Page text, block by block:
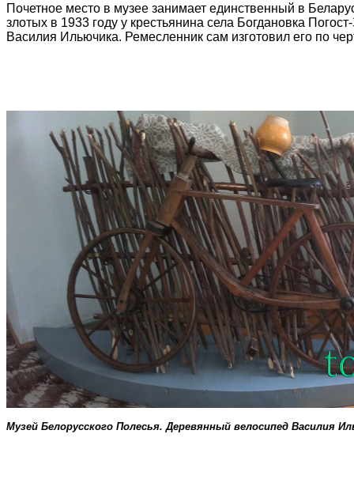
Почетное место в музее занимает единственный в
злотых в 1933 году у крестьянина села Богдановка
Василия Ильючика. Ремесленник сам изготовил его по
Музей Белорусского Полесья. Деревянный велосипед Василия